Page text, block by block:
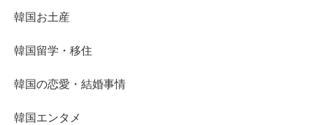
韓国お土産
韓国留学・移住
韓国の恋愛・結婚事情
韓国エンタメ